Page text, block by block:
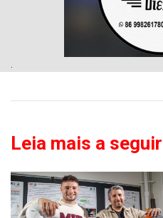
.
Leia mais a seguir